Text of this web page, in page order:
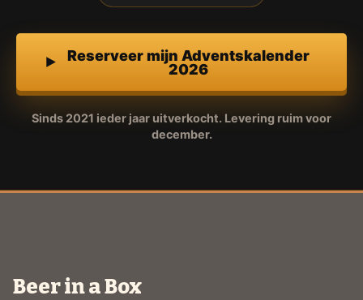
Reserveer mijn Adventskalender
2026
Sinds 2021 ieder jaar uitverkocht. Levering ruim voor
december.
Beer in a Box